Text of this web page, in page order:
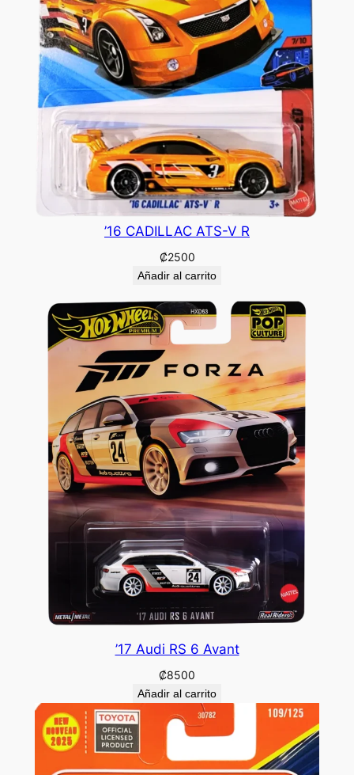
’16 CADILLAC ATS-V R
₡2500
Añadir al carrito
’17 Audi RS 6 Avant
₡8500
Añadir al carrito